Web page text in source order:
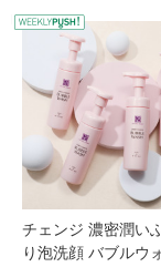
チェンジ 濃密潤い
り泡洗顔 バブルウォ